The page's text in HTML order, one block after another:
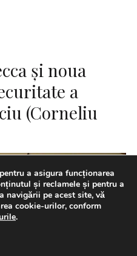
și noua
a
(Corneliu
a asigura funcționarea
și reclamele și pentru a
navigării pe acest site, vă
cookie-urilor, conform
.